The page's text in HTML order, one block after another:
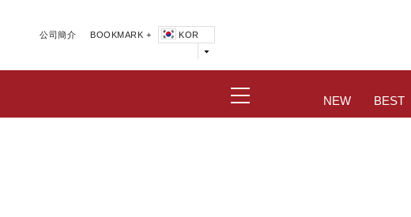
公司簡介 BOOKMARK + KOR
NEW BEST